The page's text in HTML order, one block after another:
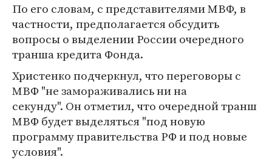
По его словам, с представителями МВФ, в
частности, предполагается обсудить
вопросы о выделении России очередного
транша кредита Фонда.
Христенко подчеркнул, что переговоры с
МВФ "не замораживались ни на
секунду". Он отметил, что очередной транш
МВФ будет выделяться "под новую
программу правительства РФ и под новые
условия".